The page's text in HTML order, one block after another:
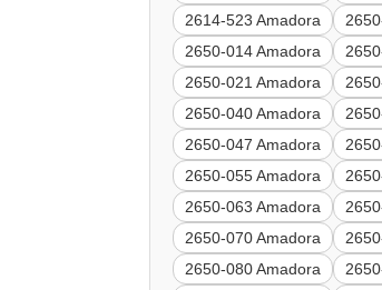
2614-523 Amadora
2650-014 Amadora
2650-021 Amadora
2650-040 Amadora
2650-047 Amadora
2650-055 Amadora
2650-063 Amadora
2650-070 Amadora
2650-080 Amadora